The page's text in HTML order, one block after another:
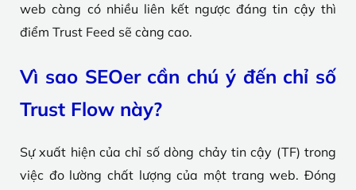
web càng có nhiều liên kết ngược đáng tin cậy thì
điểm Trust Feed sẽ càng cao.
Vì sao SEOer cần chú ý đến chỉ số
Trust Flow này?
Sự xuất hiện của chỉ số dòng chảy tin cậy (TF) trong
việc đo lường chất lượng của một trang web. Đóng